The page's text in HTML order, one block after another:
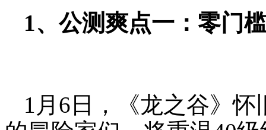
1、公测爽点一：零门
1月6日，《龙之谷》